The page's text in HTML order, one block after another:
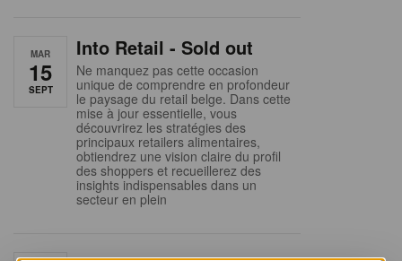
MAR
15
SEPT
Into Retail - Sold out
Ne manquez pas cette occasion
unique de comprendre en profondeur
le paysage du retail belge. Dans cette
mise à jour essentielle, vous
découvrirez les stratégies des
principaux retailers alimentaires,
obtiendrez une vision claire du profil
des shoppers et recueillerez des
insights indispensables dans un
secteur en plein